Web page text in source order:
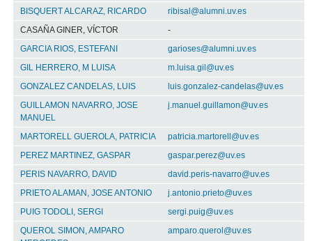
BISQUERT ALCARAZ, RICARDO
ribisal@alumni.uv.es
CASAÑA GINER, VÍCTOR
-
GARCIA RIOS, ESTEFANI
garioses@alumni.uv.es
GIL HERRERO, M LUISA
m.luisa.gil@uv.es
GONZALEZ CANDELAS, LUIS
luis.gonzalez-candelas@uv.es
GUILLAMON NAVARRO, JOSE
MANUEL
j.manuel.guillamon@uv.es
MARTORELL GUEROLA, PATRICIA
patricia.martorell@uv.es
PEREZ MARTINEZ, GASPAR
gaspar.perez@uv.es
PERIS NAVARRO, DAVID
david.peris-navarro@uv.es
PRIETO ALAMAN, JOSE ANTONIO
j.antonio.prieto@uv.es
PUIG TODOLI, SERGI
sergi.puig@uv.es
QUEROL SIMON, AMPARO
amparo.querol@uv.es